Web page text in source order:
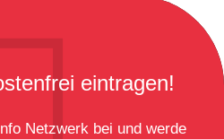
eintragen!
Netzwerk bei und werde